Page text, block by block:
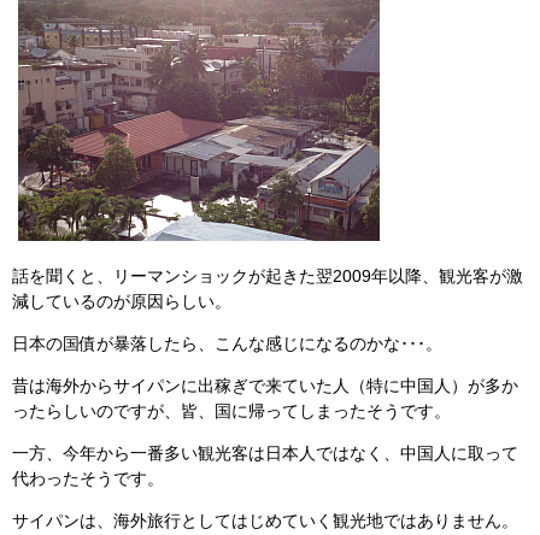
話を聞くと、リーマンショックが起きた翌2009年以降、観光客が激
減しているのが原因らしい。
日本の国債が暴落したら、こんな感じになるのかな･･･。
昔は海外からサイパンに出稼ぎで来ていた人（特に中国人）が多か
ったらしいのですが、皆、国に帰ってしまったそうです。
一方、今年から一番多い観光客は日本人ではなく、中国人に取って
代わったそうです。
サイパンは、海外旅行としてはじめていく観光地ではありません。